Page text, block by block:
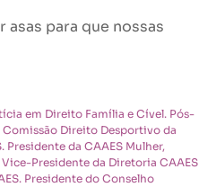
para que nossas
em Direito Família e Cível. Pós-
Direito Desportivo da
da CAAES Mulher,
Presidente da Diretoria CAAES
Presidente do Conselho